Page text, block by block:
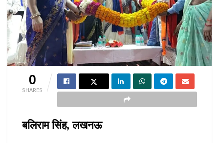
0
SHARES
बलिराम सिंह, लखनऊ